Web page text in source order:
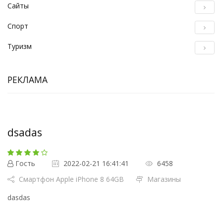
Сайты
Спорт
Туризм
РЕКЛАМА
dsadas
Гость 2022-02-21 16:41:41
6458
Смартфон Apple iPhone 8 64GB
Магазины
dasdas